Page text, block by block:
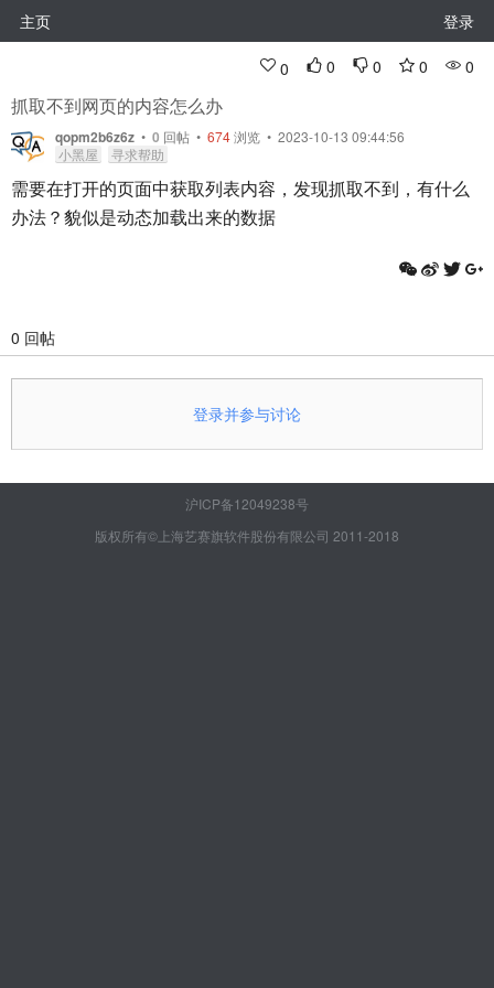
主页 登录
0 0 0 0 0
抓取不到网页的内容怎么办
qopm2b6z6z • 0 回帖 • 674浏览 • 2023-10-13 09:44:56
小黑屋
寻求帮助
需要在打开的页面中获取列表内容，发现抓取不到，有什么
办法？貌似是动态加载出来的数据
0 回帖
登录并参与讨论
沪ICP备12049238号
版权所有©上海艺赛旗软件股份有限公司 2011-2018